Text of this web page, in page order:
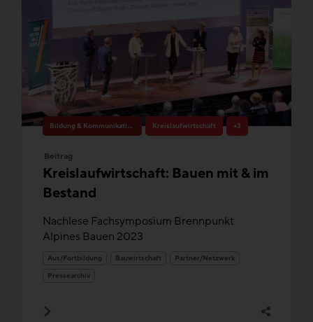
Bildung & Kommunikation Kreislaufwirtschaft +3
Beitrag
Kreislaufwirtschaft: Bauen mit & im
Bestand
Nachlese Fachsymposium Brennpunkt
Alpines Bauen 2023
Aus/Fortbildung Bauwirtschaft
Partner/Netzwerk
Pressearchiv